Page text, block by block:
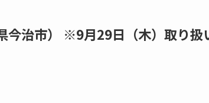
今治市） ※9月29日（木）取り扱